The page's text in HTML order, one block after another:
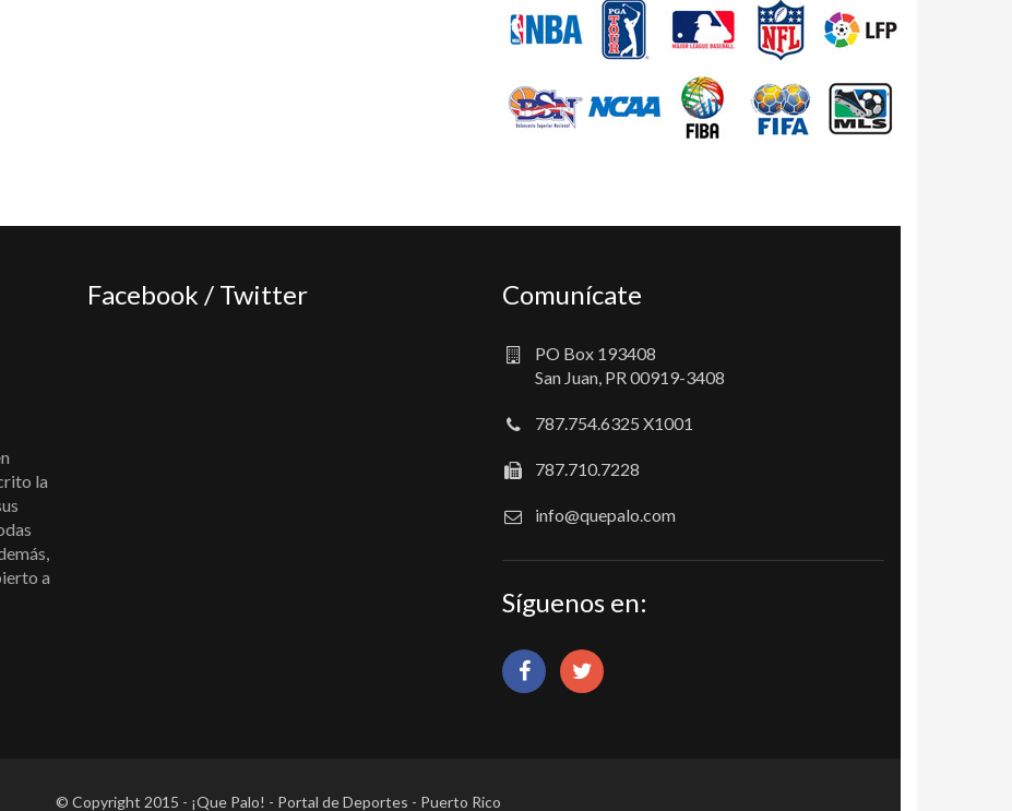
la
a
Facebook / Twitter Comunícate
PO Box 193408
San Juan, PR 00919-3408
787.754.6325 X1001
787.710.7228
info@quepalo.com
Síguenos en:
© Copyright 2015 - ¡Que Palo! - Portal de Deportes - Puerto Rico